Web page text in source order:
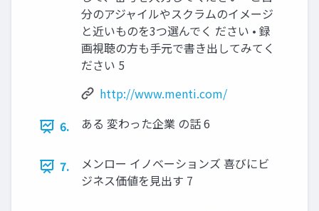
分のアジャイルやスクラムのイメージ
と近いものを3つ選んでく ださい • 録
画視聴の方も手元で書き出してみてく
ださい 5
http://www.menti.com/
6.
ある 変わった企業 の話 6
7.
メンロー イノベーションズ 喜びにビ
ジネス価値を見出す 7